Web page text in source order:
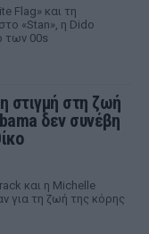
Flag» και τη
«Stan», η Dido
των 00s
στιγμή στη ζωή
δεν συνέβη
και η Michelle
για τη ζωή της κόρης